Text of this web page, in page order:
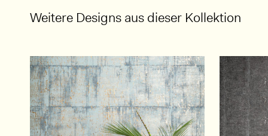
Weitere Designs aus dieser Kollektion